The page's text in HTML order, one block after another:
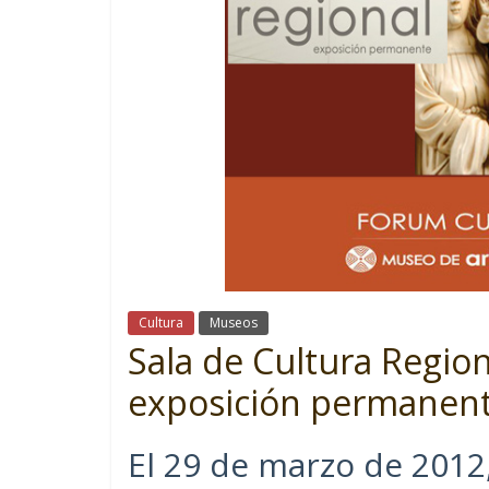
Cultura Museos
Sala de Cultura
exposición
El 29 de marzo de